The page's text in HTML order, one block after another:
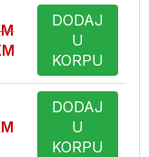
DODAJ
U
KORPU
DODAJ
U
KORPU